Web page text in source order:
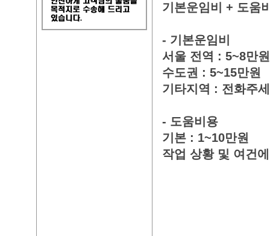
기본운임비 + 도움
- 기본운임비
서울 전역 : 5~8만원
수도권 : 5~15만원
기타지역 : 전화주
- 도움비용
기본 : 1~10만원
작업 상황 및 여건